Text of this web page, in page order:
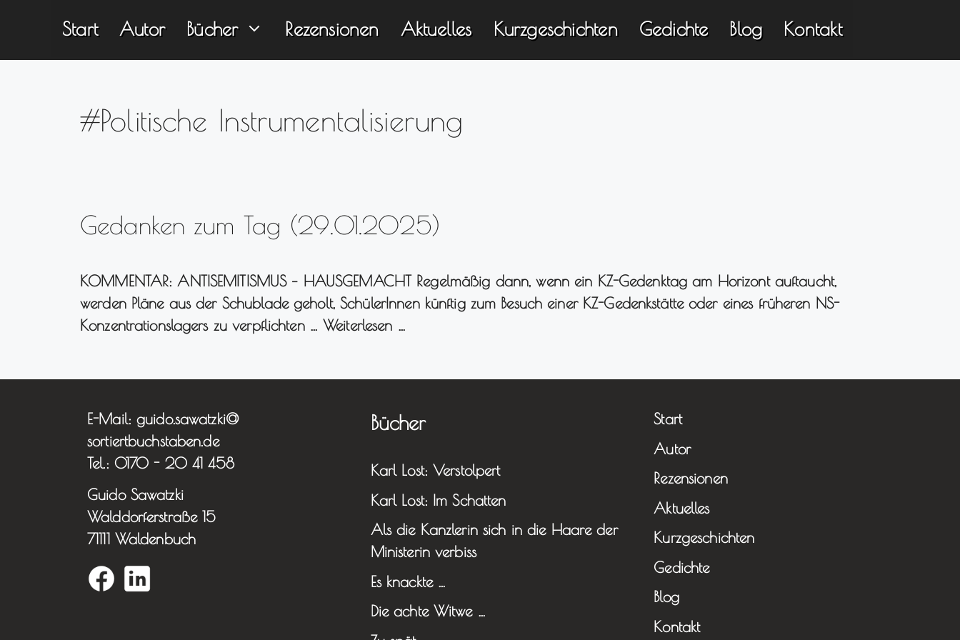
Start Autor Bücher Rezensionen Aktuelles Kurzgeschichten Gedichte Blog Kontakt
#Politische Instrumentalisierung
Gedanken zum Tag (29.01.2025)
KOMMENTAR: ANTISEMITISMUS – HAUSGEMACHT Regelmäßig dann, wenn ein KZ-Gedenktag am Horizont auftaucht,
werden Pläne aus der Schublade geholt, SchülerInnen künftig zum Besuch einer KZ-Gedenkstätte oder eines früheren NS-
Konzentrationslagers zu verpflichten …Weiterlesen …
E-Mail: guido.sawatzki@
sortiertbuchstaben.de
Tel.: 0170 - 20 41 458
Guido Sawatzki
Walddorferstraße 15
71111 Waldenbuch
Bücher
Karl Lost: Verstolpert
Karl Lost: Im Schatten
Als die Kanzlerin sich in die Haare der
Ministerin verbiss
Es knackte …
Die achte Witwe …
Start
Autor
Rezensionen
Aktuelles
Kurzgeschichten
Gedichte
Blog
Kontakt